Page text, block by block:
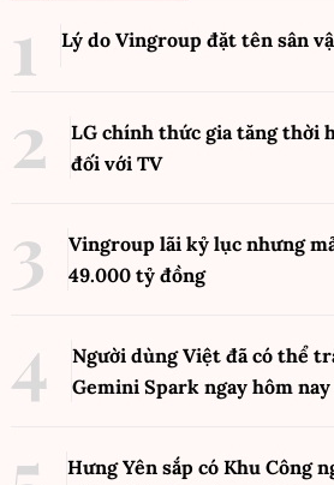
Lý do Vingroup đặt tên sân
LG chính thức gia tăng thời
đối với TV
Vingroup lãi kỷ lục nhưng
49.000 tỷ đồng
Người dùng Việt đã có thể
Gemini Spark ngay hôm nay
Hưng Yên sắp có Khu Công